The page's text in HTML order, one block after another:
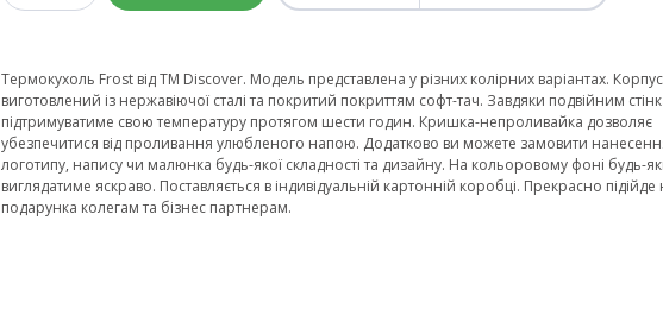
Термокухоль Frost від TM Discover. Модель представлена у різних колірних варіантах.
виготовлений із нержавіючої сталі та покритий покриттям софт-тач. Завдяки подвійним
підтримуватиме свою температуру протягом шести годин. Кришка-непроливайка дозволяє
убезпечитися від проливання улюбленого напою. Додатково ви можете замовити
логотипу, напису чи малюнка будь-якої складності та дизайну. На кольоровому фоні будь-
виглядатиме яскраво. Поставляється в індивідуальній картонній коробці. Прекрасно
подарунка колегам та бізнес партнерам.